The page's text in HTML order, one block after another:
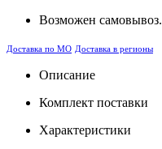
Возможен самовывоз.
Доставка по МО Доставка в регионы
Описание
Комплект поставки
Характеристики